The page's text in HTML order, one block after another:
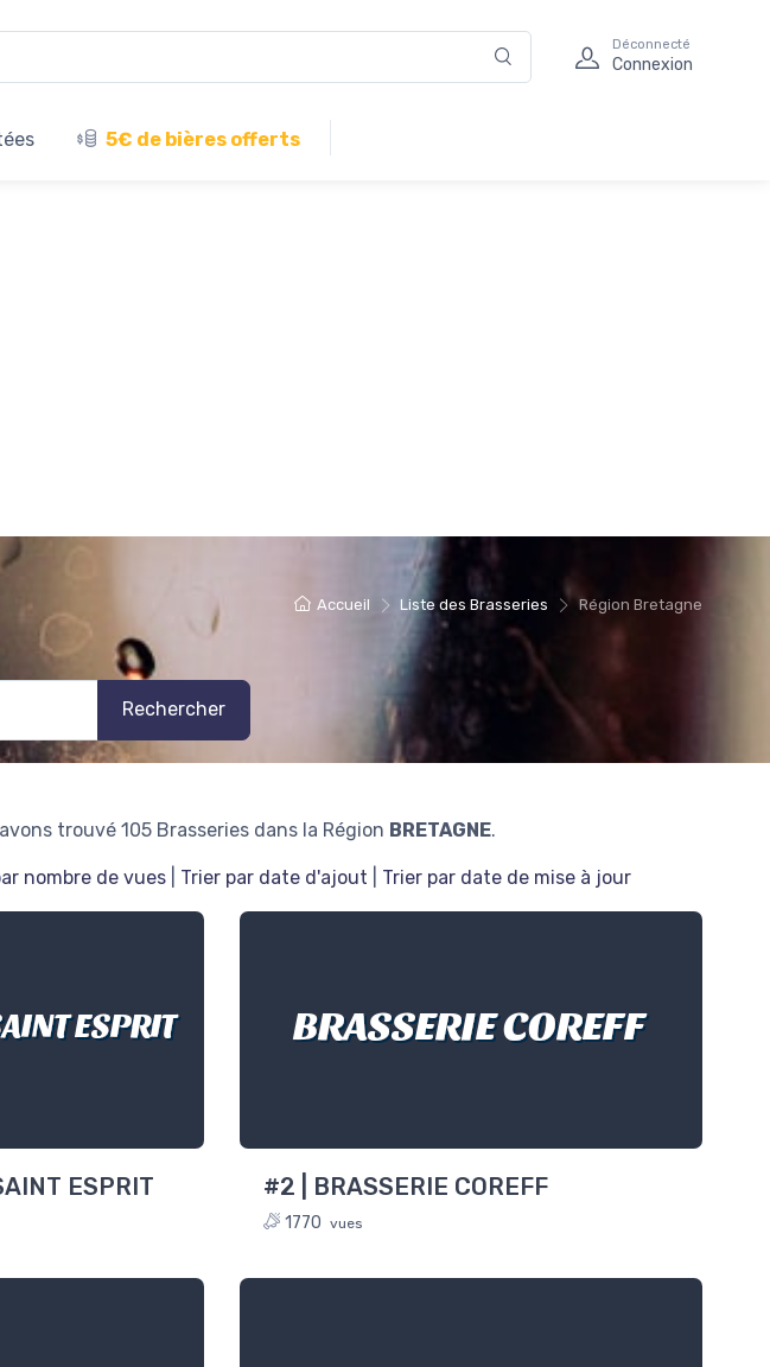
Déconnecté
Connexion
5€ de bières offerts
Accueil Liste des Brasseries Région Bretagne
Rechercher
trouvé 105 Brasseries dans la Région BRETAGNE.
nombre de vues| Trier par date d'ajout Trier par date de mise à jour
ESPRIT
ESPRIT
BRASSERIE COREFF
#2 | BRASSERIE COREFF
1770 vues